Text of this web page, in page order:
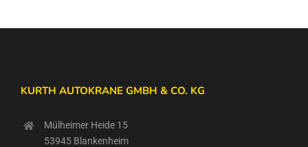
KURTH AUTOKRANE GMBH & CO. KG
Mülheimer Heide 15
53945 Blankenheim